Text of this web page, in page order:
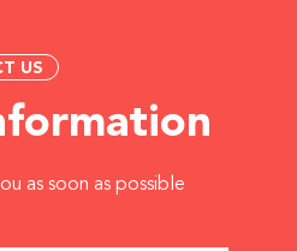
US
as soon as possible